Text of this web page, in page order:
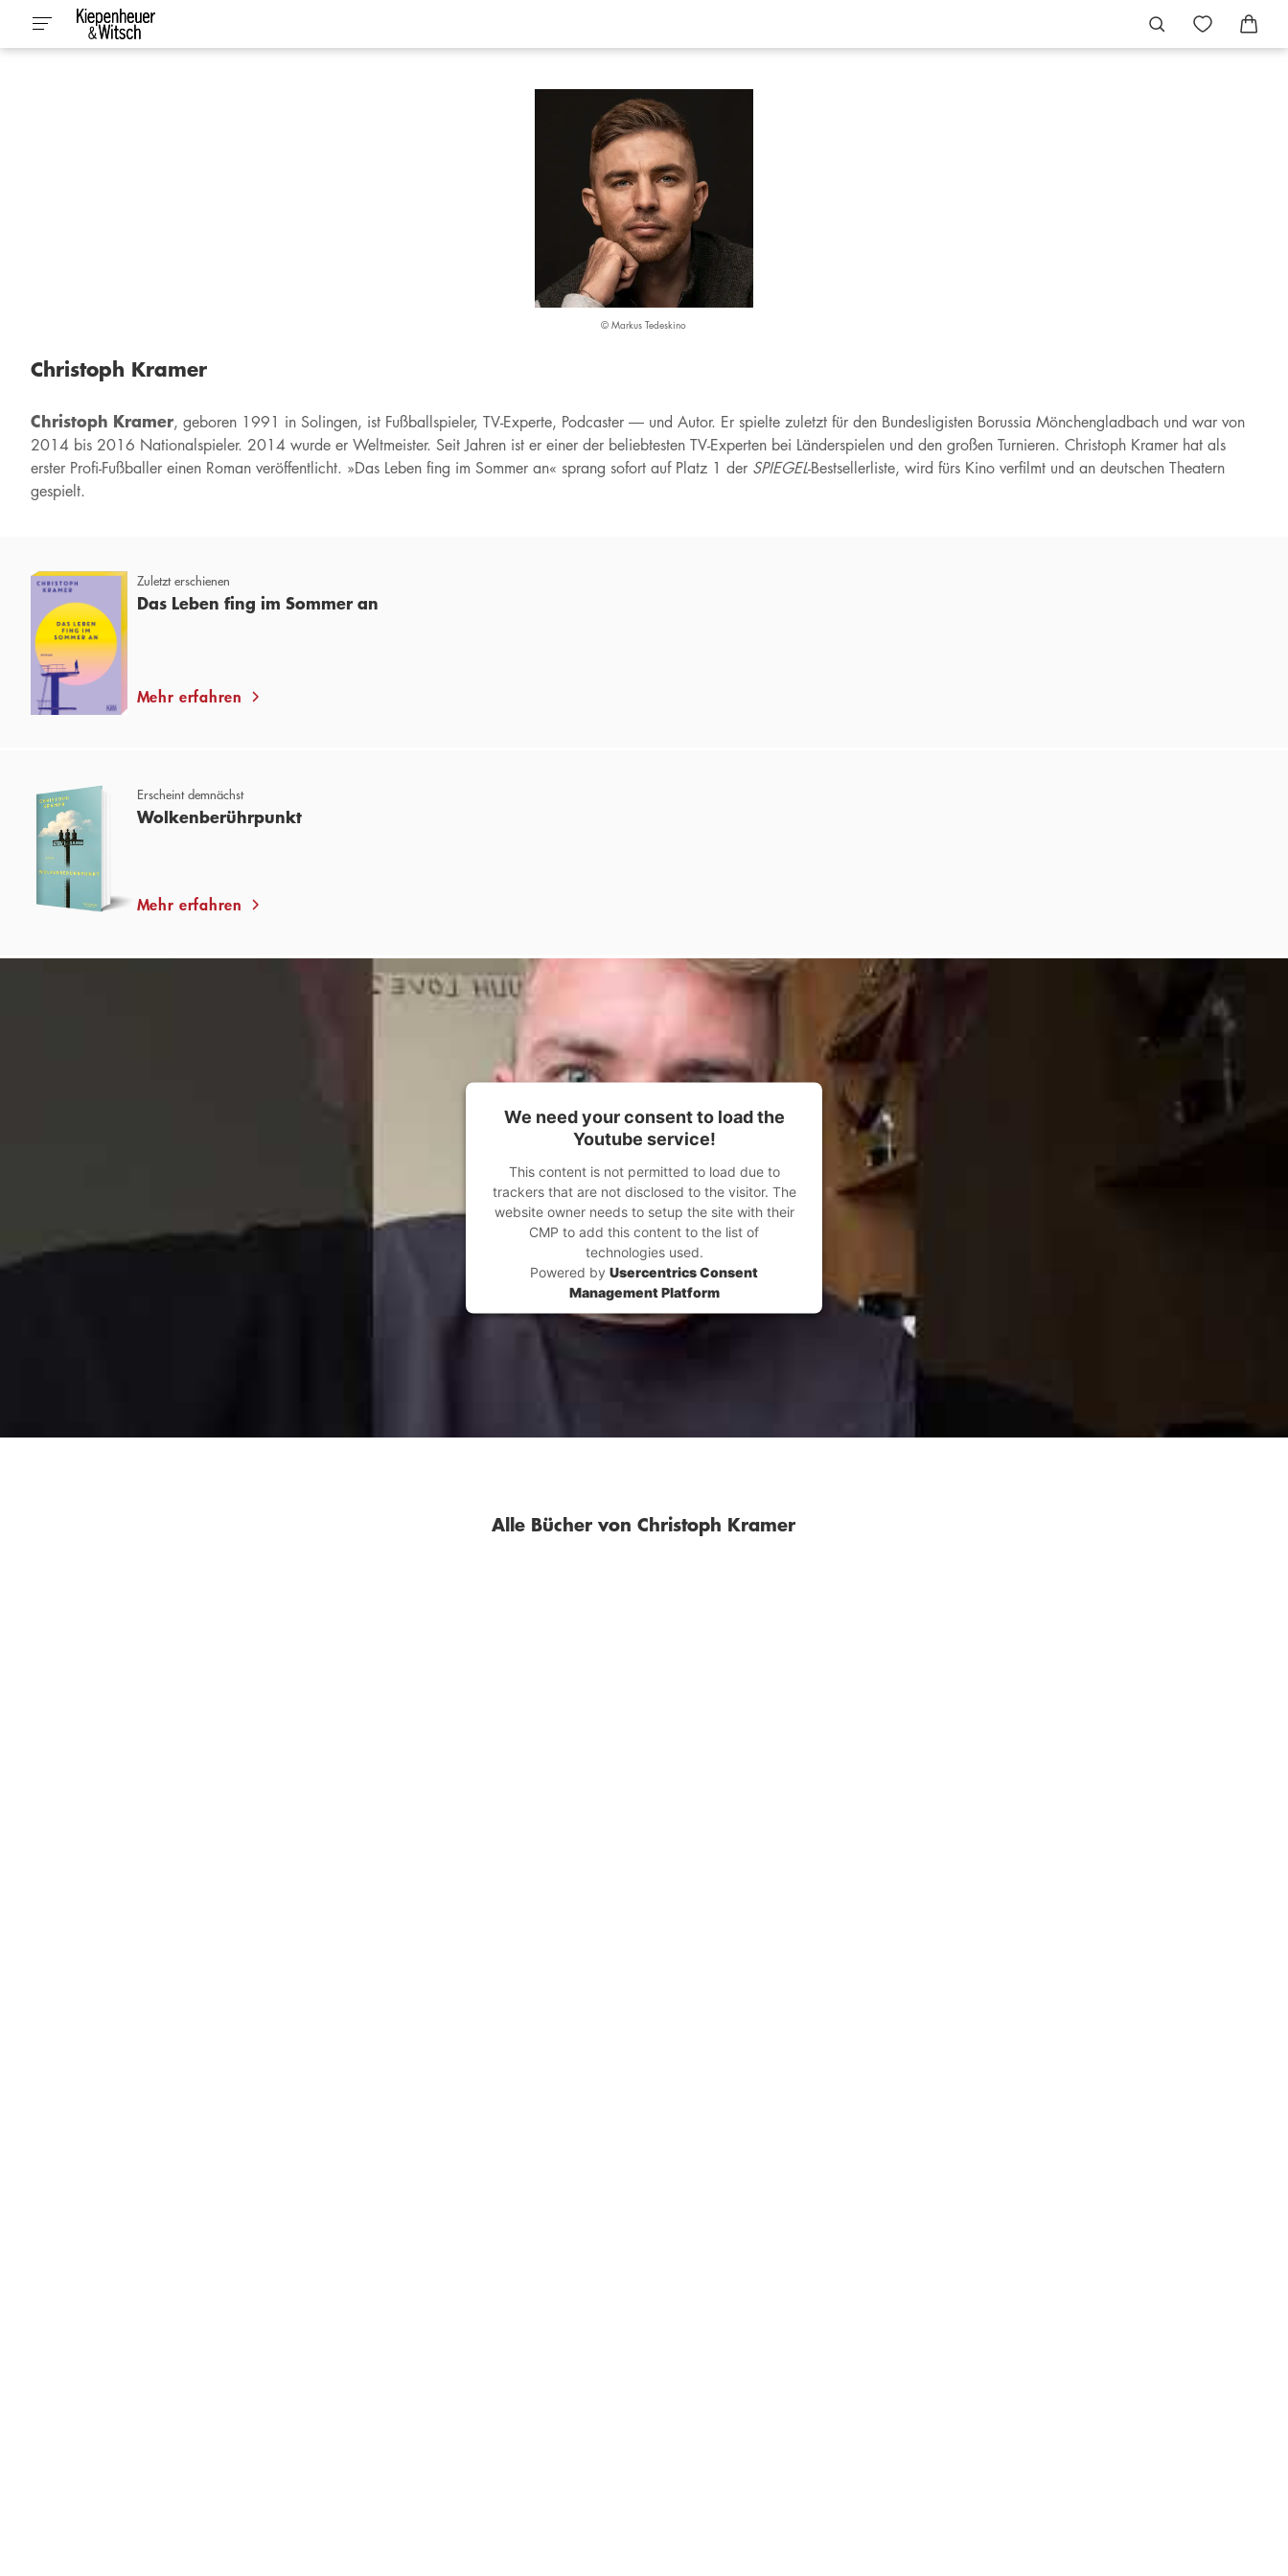
© Markus Tedeskino
Christoph Kramer
Christoph Kramer, geboren 1991 in Solingen, ist Fußballspieler, TV-Experte, Podcaster — und Autor. Er spielte zuletzt für den Bundesligisten Borussia Mönchengladbach und war von
2014 bis 2016 Nationalspieler. 2014 wurde er Weltmeister. Seit Jahren ist er einer der beliebtesten TV-Experten bei Länderspielen und den großen Turnieren. Christoph Kramer hat als
erster Profi-Fußballer einen Roman veröffentlicht. »Das Leben fing im Sommer an« sprang sofort auf Platz 1 der SPIEGEL-Bestsellerliste, wird fürs Kino verfilmt und an deutschen Theatern
gespielt.
Zuletzt erschienen
Das Leben fing im Sommer an
Mehr erfahren
Erscheint demnächst
Wolkenberührpunkt
Mehr erfahren
We need your consent to load the
Youtube service!
This content is not permitted to load due to
trackers that are not disclosed to the visitor. The
website owner needs to setup the site with their
CMP to add this content to the list of
technologies used.
Powered by Usercentrics Consent
Management Platform
Alle Bücher von Christoph Kramer